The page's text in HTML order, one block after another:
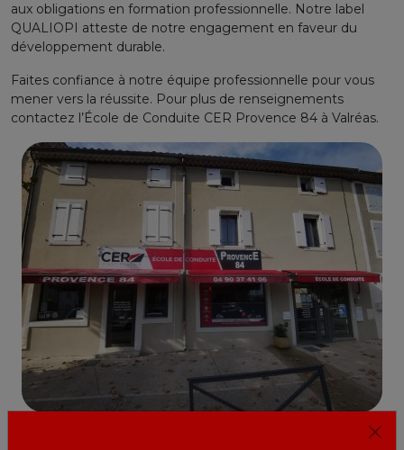
aux obligations en formation professionnelle. Notre label
QUALIOPI atteste de notre engagement en faveur du
développement durable.
Faites confiance à notre équipe professionnelle pour vous
mener vers la réussite. Pour plus de renseignements
contactez l’École de Conduite CER Provence 84 à Valréas.